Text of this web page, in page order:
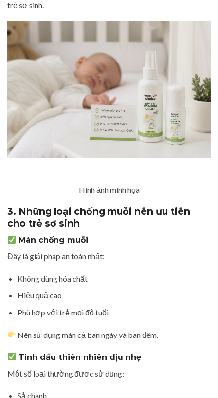
trẻ sơ sinh.
Hình ảnh minh họa
3. Những loại chống muỗi nên ưu tiên
cho trẻ sơ sinh
Màn chống muỗi
Đây là giải pháp an toàn nhất:
Không dùng hóa chất
Hiệu quả cao
Phù hợp với trẻ mọi độ tuổi
Nên sử dụng màn cả ban ngày và ban đêm.
Tinh dầu thiên nhiên dịu nhẹ
Một số loại thường được sử dụng:
Sả chanh